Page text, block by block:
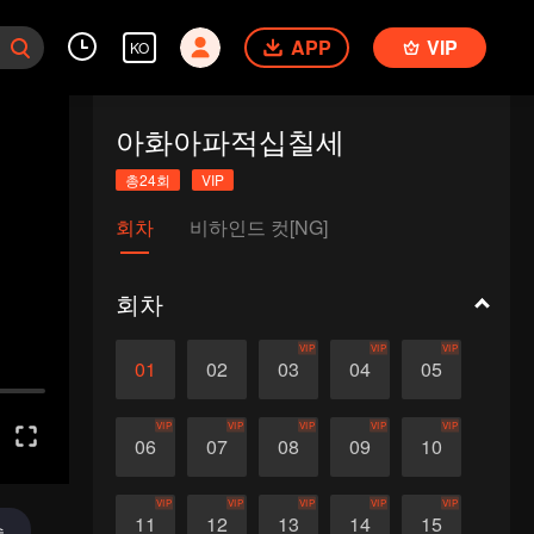
KO APP VIP
아화아파적십칠세
총24회 VIP
회차 비하인드 컷[NG]
회차
01 02 03
VIP
04
VIP
05
VIP
06
VIP
07
VIP
08
VIP
09
VIP
10
VIP
11
VIP
12
VIP
13
VIP
14
VIP
15
VIP